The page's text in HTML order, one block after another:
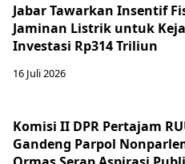
Jabar Tawarkan Insentif
Jaminan Listrik untuk
Investasi Rp314 Triliun
16 Juli 2026
Komisi II DPR Pertajam
Gandeng Parpol